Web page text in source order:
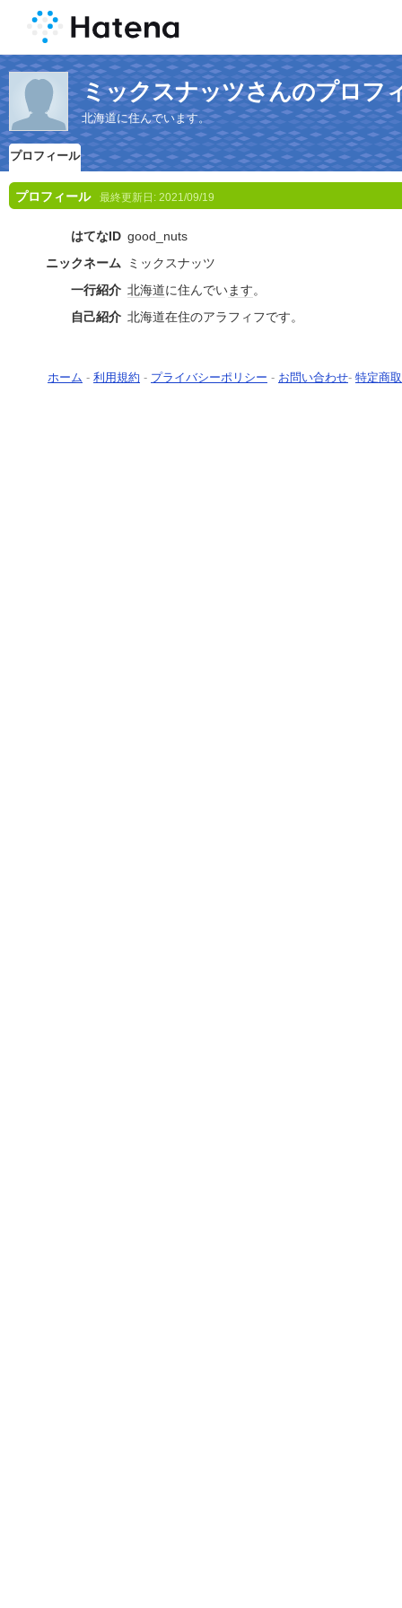
ミックスナッツさんのプロフ
北海道に住んでいます。
プロフィール
プロフィール 最終更新日: 2021/09/19
はてなID good_nuts
ニックネーム
ミックスナッツ
一行紹介 北海道に住んでいます。
自己紹介 北海道在住のアラフィフです。
ホーム - 利用規約 - プライバシーポリシー - お問い合わせ- 特定商